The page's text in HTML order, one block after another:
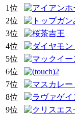
1位
2位
3位
4位
5位
6位
7位
8位
9位